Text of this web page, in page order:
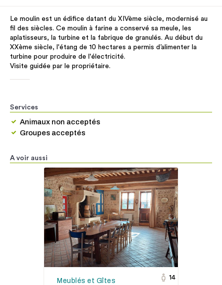
Le moulin est un édifice datant du XIVème siècle, modernisé au
fil des siècles. Ce moulin à farine a conservé sa meule, les
aplatisseurs, la turbine et la fabrique de granulés. Au début du
XXème siècle, l'étang de 10 hectares a permis d’alimenter la
turbine pour produire de l'électricité.
Visite guidée par le propriétaire.
Services
Animaux non acceptés
Groupes acceptés
A voir aussi
Meublés et Gîtes 14